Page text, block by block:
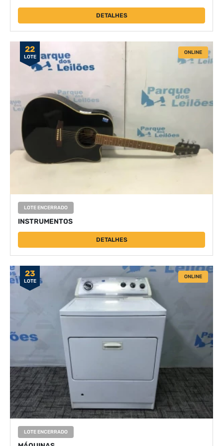
DETALHES
22
LOTE
ONLINE
LOTE ENCERRADO
INSTRUMENTOS
DETALHES
23
LOTE
ONLINE
LOTE ENCERRADO